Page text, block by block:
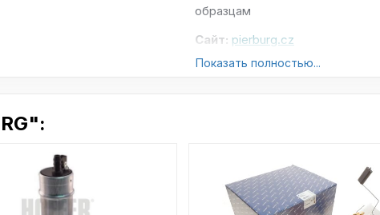
образцам
Сайт: pierburg.cz
Показать полностью...